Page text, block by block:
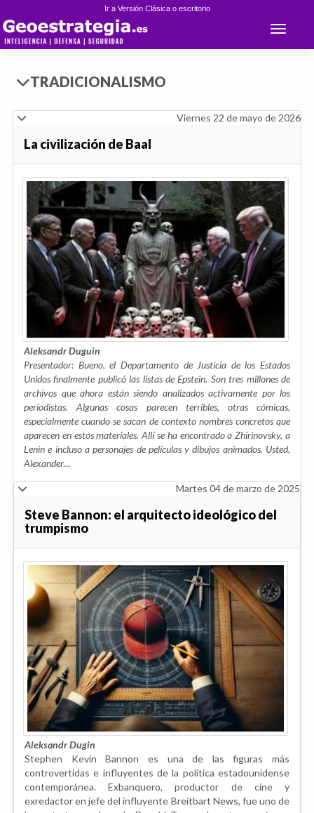
Ir a Versión Clásica o escritorio
Toggle
TRADICIONALISMO
Viernes 22 de mayo de 2026
La civilización de Baal
Aleksandr Duguin
Presentador: Bueno, el Departamento de Justicia de los Estados
Unidos finalmente publicó las listas de Epstein. Son tres millones de
archivos que ahora están siendo analizados activamente por los
periodistas. Algunas cosas parecen terribles, otras cómicas,
especialmente cuando se sacan de contexto nombres concretos que
aparecen en estos materiales. Allí se ha encontrado a Zhirinovsky, a
Lenin e incluso a personajes de películas y dibujos animados. Usted,
Alexander...
Martes 04 de marzo de 2025
Steve Bannon: el arquitecto ideológico del
trumpismo
Aleksandr Dugin
Stephen Kevin Bannon es una de las figuras más
controvertidas e influyentes de la política estadounidense
contemporánea. Exbanquero, productor de cine y
exredactor en jefe del influyente Breitbart News, fue uno de